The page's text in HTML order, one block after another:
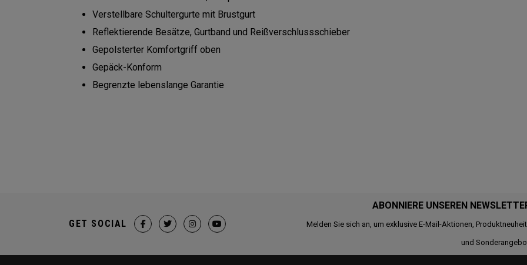
Verstellbare Schultergurte mit Brustgurt
Reflektierende Besätze, Gurtband und Reißverschlussschieber
Gepolsterter Komfortgriff oben
Gepäck-Konform
Begrenzte lebenslange Garantie
ABONNIERE UNSEREN
Melden Sie sich an, um exklusive E-Mail-Aktionen,
und
GET SOCIAL